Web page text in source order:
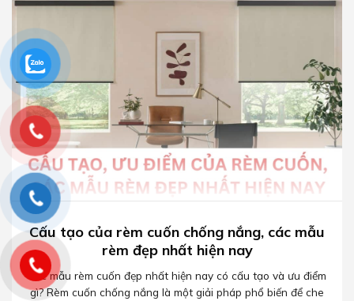
Cấu tạo của rèm cuốn chống nắng, các mẫu
rèm đẹp nhất hiện nay
Các mẫu rèm cuốn đẹp nhất hiện nay có cấu tạo và ưu điểm
gì? Rèm cuốn chống nắng là một giải pháp phổ biến để che